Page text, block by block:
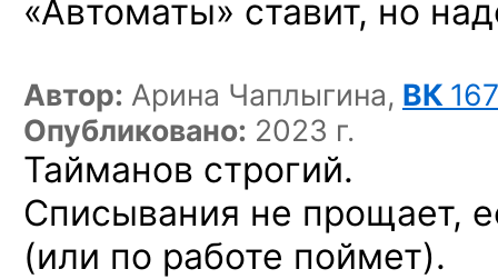
«Автоматы» ставит, но
Автор: Арина Чаплыгина, ВК
Опубликовано: 2023 г.
Тайманов строгий.
Списывания не прощает,
(или по работе поймет).